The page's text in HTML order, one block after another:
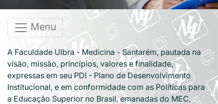
Menu
A Faculdade Ulbra - Medicina - Santarém, pautada na
visão, missão, princípios, valores e finalidade,
expressas em seu PDI - Plano de Desenvolvimento
Institucional, e em conformidade com as Políticas para
a Educação Superior no Brasil, emanadas do MEC,